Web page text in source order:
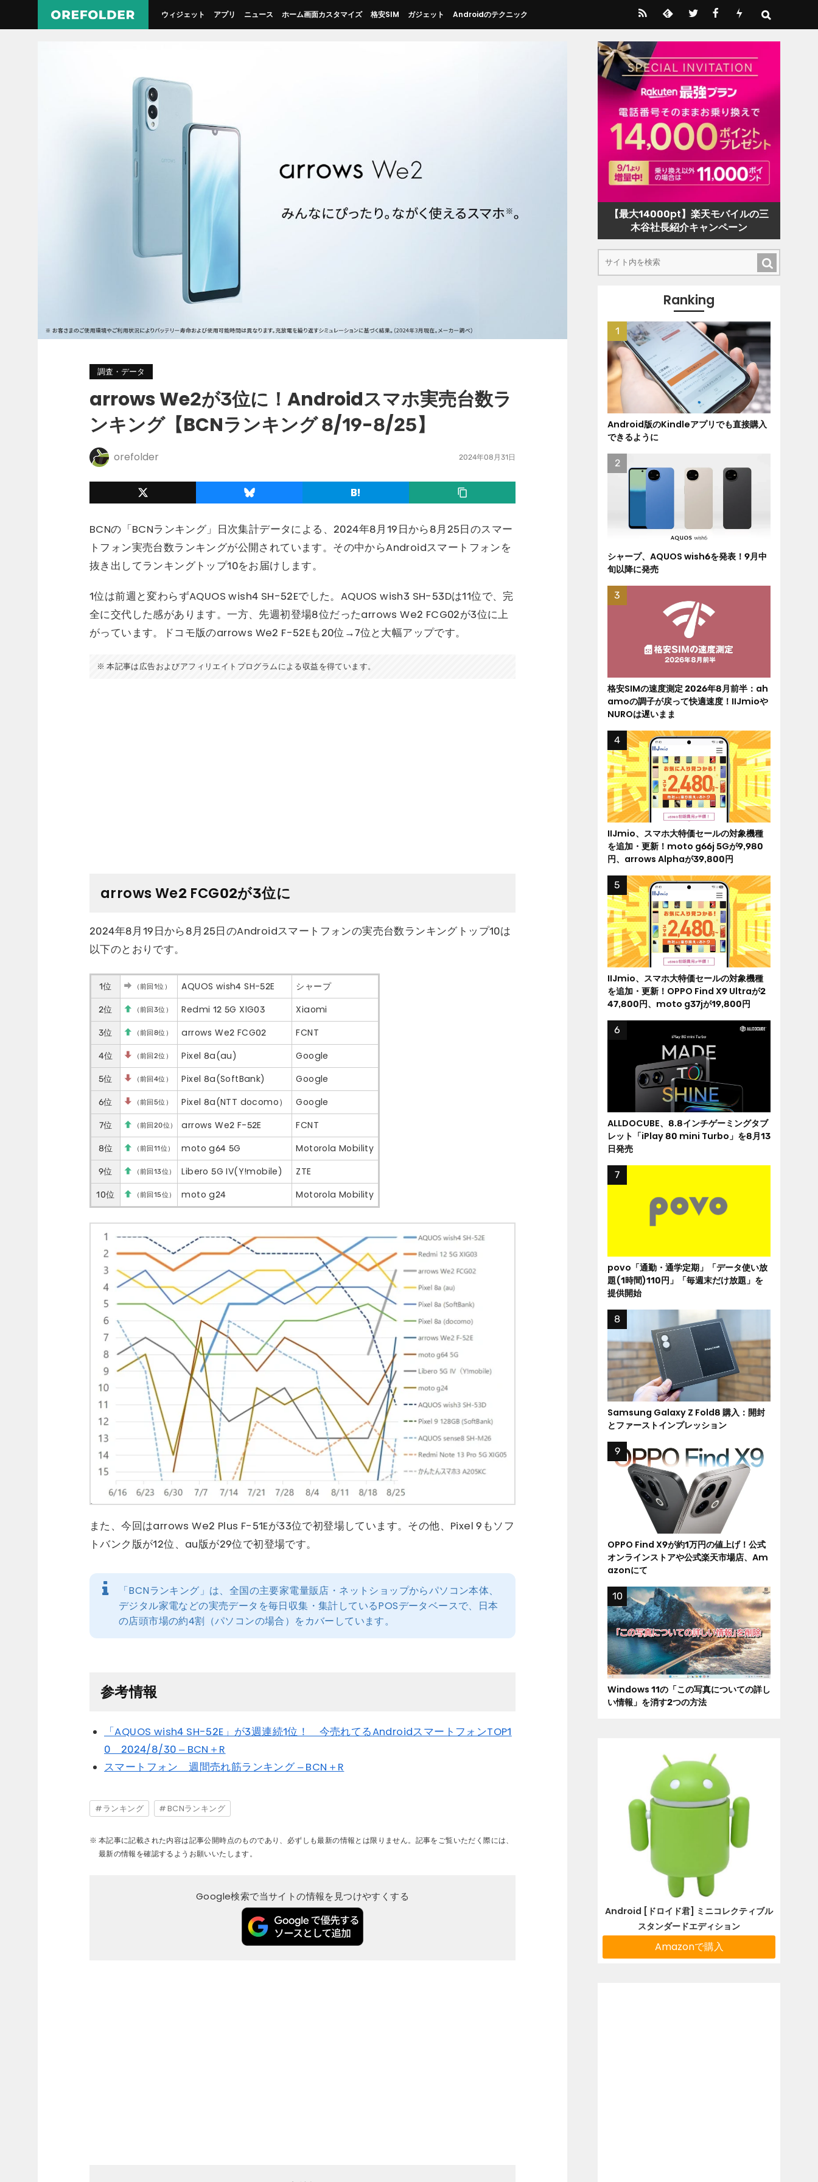
ウィジェット アプリ ニュース ホーム画面カスタマイズ 格安SIM ガジェット Androidのテクニック
調査・データ
arrows We2が3位に！Androidスマホ実売台数ラ
ンキング【BCNランキング 8/19-8/25】
orefolder 2024年08月31日
BCNの「BCNランキング」日次集計データによる、2024年8月19日から8月25日のスマー
トフォン実売台数ランキングが公開されています。その中からAndroidスマートフォンを
抜き出してランキングトップ10をお届けします。
1位は前週と変わらずAQUOS wish4 SH-52Eでした。AQUOS wish3 SH-53Dは11位で、完
全に交代した感があります。一方、先週初登場8位だったarrows We2 FCG02が3位に上
がっています。ドコモ版のarrows We2 F-52Eも20位→7位と大幅アップです。
本記事は広告およびアフィリエイトプログラムによる収益を得ています。
arrows We2 FCG02が3位に
2024年8月19日から8月25日のAndroidスマートフォンの実売台数ランキングトップ10は
以下のとおりです。
1位 （前回1位） AQUOS wish4 SH-52E
シャープ
2位
（前回3位） Redmi 12 5G XIG03
Xiaomi
3位
（前回8位） arrows We2 FCG02
FCNT
4位
（前回2位） Pixel 8a(au)
Google
5位
（前回4位） Pixel 8a(SoftBank)
Google
6位
（前回5位） Pixel 8a(NTT docomo）
Google
7位
（前回20位） arrows We2 F-52E
FCNT
8位
（前回11位） moto g64 5G
Motorola Mobility
9位
（前回13位） Libero 5G IV(Y!mobile)
ZTE
10位
（前回15位） moto g24 Motorola Mobility
また、今回はarrows We2 Plus F-51Eが33位で初登場しています。その他、Pixel 9もソフ
トバンク版が12位、au版が29位で初登場です。
「BCNランキング」は、全国の主要家電量販店・ネットショップからパソコン本体、
デジタル家電などの実売データを毎日収集・集計しているPOSデータベースで、日本
の店頭市場の約4割（パソコンの場合）をカバーしています。
参考情報
「AQUOS wish4 SH-52E」が3週連続1位！ 今売れてるAndroidスマートフォンTOP1
0 2024/8/30 – BCN＋R
スマートフォン 週間売れ筋ランキング – BCN＋R
ランキング BCNランキング
本記事に記載された内容は記事公開時点のものであり、必ずしも最新の情報とは限りません。記事をご覧いただく際には、
最新の情報を確認するようお願いいたします。
Google検索で当サイトの情報を見つけやすくする
【最大14000pt】楽天モバイルの三
木谷社長紹介キャンペーン
Ranking
Android版のKindleアプリでも直接購入
できるように
シャープ、AQUOS wish6を発表！9月中
旬以降に発売
格安SIMの速度測定 2026年8月前半：ah
amoの調子が戻って快適速度！IIJmioや
NUROは遅いまま
IIJmio、スマホ大特価セールの対象機種
を追加・更新！moto g66j 5Gが9,980
円、arrows Alphaが39,800円
IIJmio、スマホ大特価セールの対象機種
を追加・更新！OPPO Find X9 Ultraが2
47,800円、moto g37jが19,800円
ALLDOCUBE、8.8インチゲーミングタブ
レット「iPlay 80 mini Turbo」を8月13
日発売
povo「通勤・通学定期」「データ使い放
題(1時間)110円」「毎週末だけ放題」を
提供開始
Samsung Galaxy Z Fold8 購入：開封
とファーストインプレッション
OPPO Find X9が約1万円の値上げ！公式
オンラインストアや公式楽天市場店、Am
azonにて
Windows 11の「この写真についての詳し
い情報」を消す2つの方法
Android [ドロイド君] ミニコレクティブル
スタンダードエディション
Amazonで購入